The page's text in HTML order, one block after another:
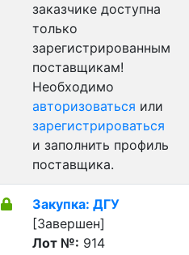
заказчике доступна
только
зарегистрированным
поставщикам!
Необходимо
авторизоваться или
зарегистрироваться
и заполнить профиль
поставщика.
Закупка: ДГУ
[Завершен]
Лот №: 914